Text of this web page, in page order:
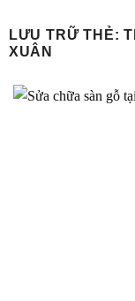
qua
nội
LƯU TRỮ THẺ:
XUÂN